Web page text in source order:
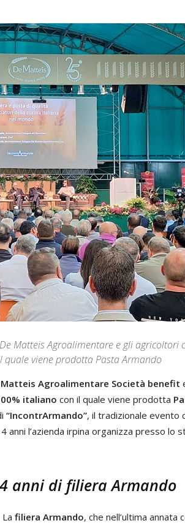
Matteis Agroalimentare e gli agricoltori
viene prodotta Pasta Armando
Matteis Agroalimentare Società benefit
italiano con il quale viene prodotta
“IncontrArmando”, il tradizionale evento
anni l’azienda irpina organizza presso lo
anni di filiera Armando
La filiera Armando, che nell’ultima annata